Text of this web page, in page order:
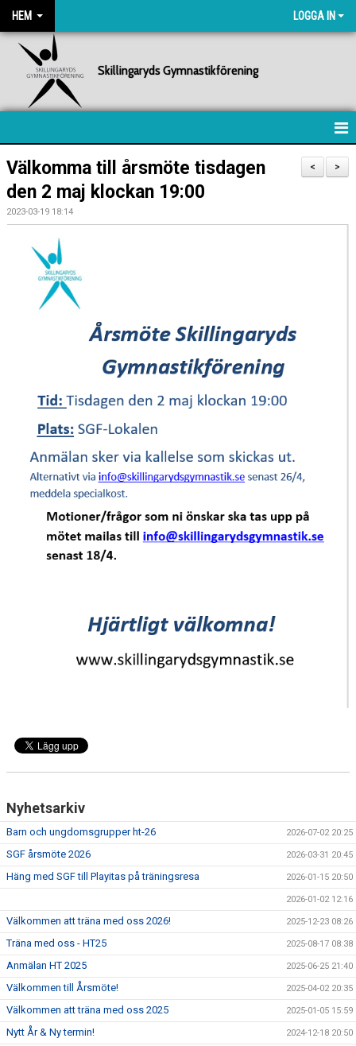
HEM LOGGA IN
Skillingaryds Gymnastikförening
HEM
NYHETER
FÖRENINGEN
KALENDER
BILDGALLERI
KLUBBSHOP
>
<
Välkomma till årsmöte tisdagen
den 2 maj klockan 19:00
2023-03-19 18:14
Nyhetsarkiv
Barn och ungdomsgrupper ht-26 2026-07-02 20:25
SGF årsmöte 2026 2026-03-31 20:45
Häng med SGF till Playitas på träningsresa 2026-01-15 20:50
2026-01-02 12:16
Välkommen att träna med oss 2026! 2025-12-23 08:26
Träna med oss - HT25 2025-08-17 08:38
Anmälan HT 2025 2025-06-25 21:40
Välkommen till Årsmöte! 2025-04-02 20:35
Välkommen att träna med oss 2025 2025-01-05 15:59
Nytt År & Ny termin! 2024-12-18 20:50